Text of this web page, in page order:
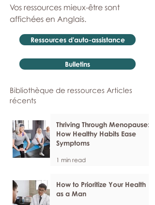
Vos ressources mieux-être sont
affichées en Anglais.
Ressources d'auto-assistance
Bulletins
Bibliothèque de ressources Articles
récents
Thriving Through Menopause:
How Healthy Habits Ease
Symptoms
1 min read
How to Prioritize Your Health
as a Man